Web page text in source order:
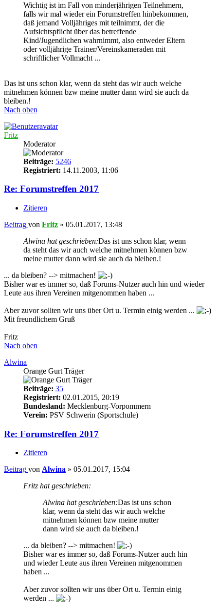
Wichtig ist im Fall von minderjährigen Teilnehmern,
falls wir mal wieder ein Forumstreffen hinbekommen,
daß jemand Volljähriges mit teilnimmt, der die
Aufsichtspflicht über das betreffende
Kind/Jugendlichen wahrnimmt, also entweder Eltern
oder volljährige Trainer/Vereinskameraden mit
schriftlicher Vollmacht ...
Das ist uns schon klar, wenn da steht das wir auch welche
mitnehmen können bzw meine mutter dann wird sie auch da
bleiben.!
Nach oben
Fritz
Moderator
Beiträge: 5246
Registriert: 14.11.2003, 11:06
Re: Forumstreffen 2017
Zitieren
Beitrag von Fritz » 05.01.2017, 13:48
Alwina hat geschrieben:Das ist uns schon klar, wenn
da steht das wir auch welche mitnehmen können bzw
meine mutter dann wird sie auch da bleiben.!
... da bleiben? --> mitmachen!
Bisher war es immer so, daß Forums-Nutzer auch hin und wieder
Leute aus ihren Vereinen mitgenommen haben ...
Aber zuvor sollten wir uns über Ort u. Termin einig werden ...
Mit freundlichem Gruß
Fritz
Nach oben
Alwina
Orange Gurt Träger
Beiträge: 35
Registriert: 02.01.2015, 20:19
Bundesland: Mecklenburg-Vorpommern
Verein: PSV Schwerin (Sportschule)
Re: Forumstreffen 2017
Zitieren
Beitrag von Alwina » 05.01.2017, 15:04
Fritz hat geschrieben:
Alwina hat geschrieben:Das ist uns schon
klar, wenn da steht das wir auch welche
mitnehmen können bzw meine mutter
dann wird sie auch da bleiben.!
... da bleiben? --> mitmachen!
Bisher war es immer so, daß Forums-Nutzer auch hin
und wieder Leute aus ihren Vereinen mitgenommen
haben ...
Aber zuvor sollten wir uns über Ort u. Termin einig
werden ...